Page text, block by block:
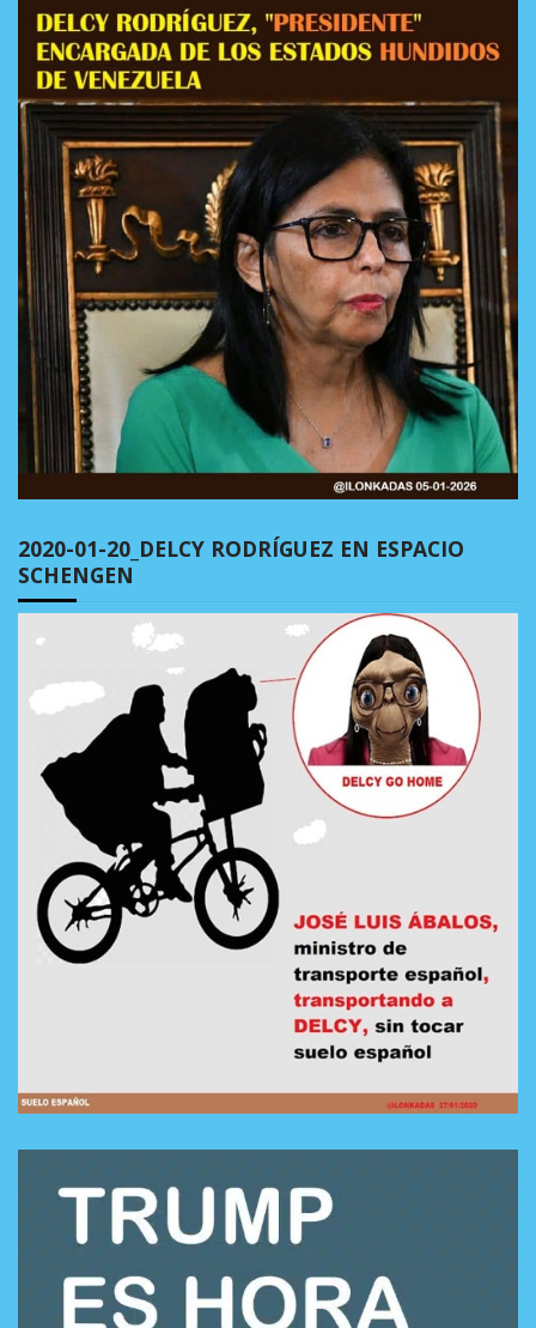
2020-01-20_DELCY RODRÍGUEZ EN ESPACIO
SCHENGEN